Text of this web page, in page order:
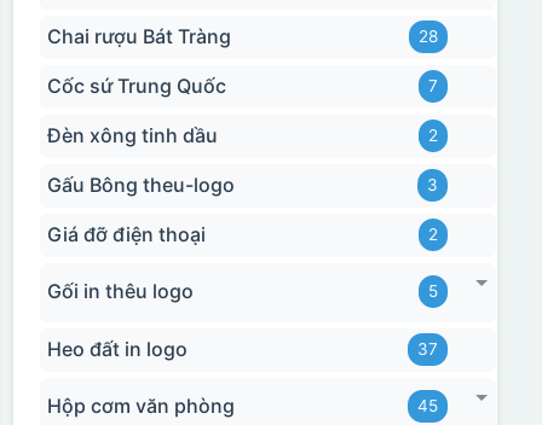
Hộp xi bình giữ nhiệt
Chai rượu Bát Tràng 28
Cốc sứ Trung Quốc 7
Đèn xông tinh dầu 2
Gấu Bông theu-logo 3
Giá đỡ điện thoại 2
Gối in thêu logo 5
Heo đất in logo 37
Hộp cơm văn phòng 45